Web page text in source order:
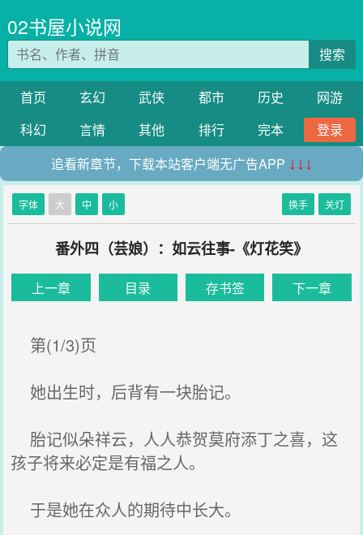
02书屋小说网
搜索
首页 玄幻 武侠 都市 历史
网游
科幻
言情 其他 排行 完本
登录
追看新章节，下载本站客户端无广告APP ↓↓↓
字体 大 中 小 换手 关灯
番外四（芸娘）：如云往事-《灯花笑》
上一章 目录 存书签 下一章
第(1/3)页
她出生时，后背有一块胎记。
胎记似朵祥云，人人恭贺莫府添丁之喜，这
孩子将来必定是有福之人。
于是她在众人的期待中长大。